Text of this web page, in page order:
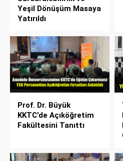
Yeşil Dönüşüm Masaya
Yatırıldı
Prof. Dr. Büyük
KKTC’de Açıköğretim
Fakültesini Tanıttı